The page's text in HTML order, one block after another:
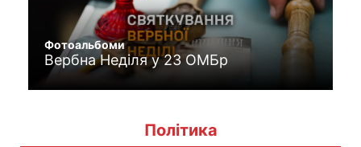
Фотоальбоми
Вербна Неділя у 23 ОМБр
Політика